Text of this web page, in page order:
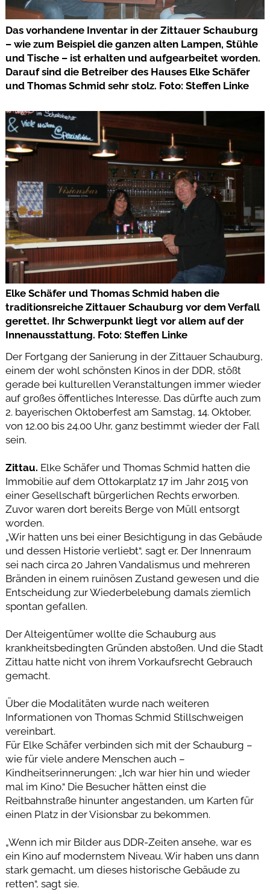
Das vorhandene Inventar in der Zittauer Schauburg
– wie zum Beispiel die ganzen alten Lampen, Stühle
und Tische – ist erhalten und aufgearbeitet worden.
Darauf sind die Betreiber des Hauses Elke Schäfer
und Thomas Schmid sehr stolz. Foto: Steffen Linke
Elke Schäfer und Thomas Schmid haben die
traditionsreiche Zittauer Schauburg vor dem Verfall
gerettet. Ihr Schwerpunkt liegt vor allem auf der
Innenausstattung. Foto: Steffen Linke
Der Fortgang der Sanierung in der Zittauer Schauburg,
einem der wohl schönsten Kinos in der DDR, stößt
gerade bei kulturellen Veranstaltungen immer wieder
auf großes öffentliches Interesse. Das dürfte auch zum
2. bayerischen Oktoberfest am Samstag, 14. Oktober,
von 12.00 bis 24.00 Uhr, ganz bestimmt wieder der Fall
sein.
Zittau. Elke Schäfer und Thomas Schmid hatten die
Immobilie auf dem Ottokarplatz 17 im Jahr 2015 von
einer Gesellschaft bürgerlichen Rechts erworben.
Zuvor waren dort bereits Berge von Müll entsorgt
worden.
„Wir hatten uns bei einer Besichtigung in das Gebäude
und dessen Historie verliebt“, sagt er. Der Innenraum
sei nach circa 20 Jahren Vandalismus und mehreren
Bränden in einem ruinösen Zustand gewesen und die
Entscheidung zur Wiederbelebung damals ziemlich
spontan gefallen.
Der Alteigentümer wollte die Schauburg aus
krankheitsbedingten Gründen abstoßen. Und die Stadt
Zittau hatte nicht von ihrem Vorkaufsrecht Gebrauch
gemacht.
Über die Modalitäten wurde nach weiteren
Informationen von Thomas Schmid Stillschweigen
vereinbart.
Für Elke Schäfer verbinden sich mit der Schauburg –
wie für viele andere Menschen auch –
Kindheitserinnerungen: „Ich war hier hin und wieder
mal im Kino.“ Die Besucher hätten einst die
Reitbahnstraße hinunter angestanden, um Karten für
einen Platz in der Visionsbar zu bekommen.
„Wenn ich mir Bilder aus DDR-Zeiten ansehe, war es
ein Kino auf modernstem Niveau. Wir haben uns dann
stark gemacht, um dieses historische Gebäude zu
retten“, sagt sie.